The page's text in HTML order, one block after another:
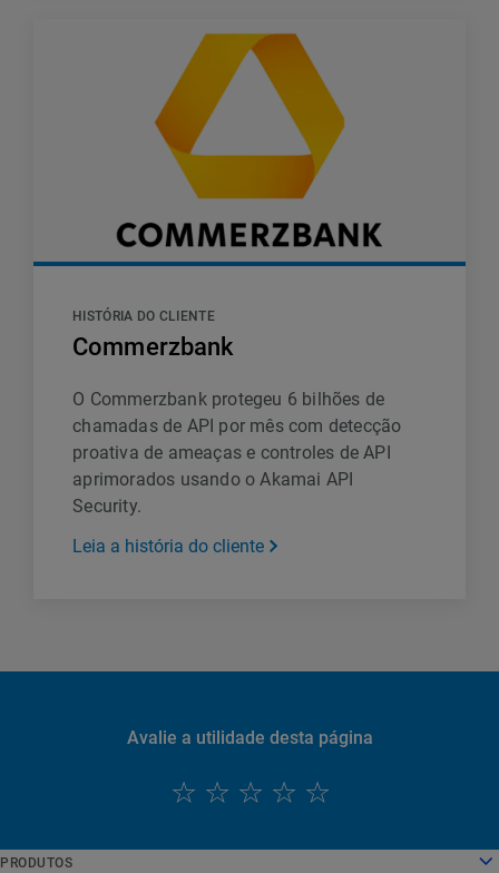
HISTÓRIA DO CLIENTE
Commerzbank
O Commerzbank protegeu 6 bilhões de
chamadas de API por mês com detecção
proativa de ameaças e controles de API
aprimorados usando o Akamai API
Security.
Leia a história do cliente
Avalie a utilidade desta página
PRODUTOS